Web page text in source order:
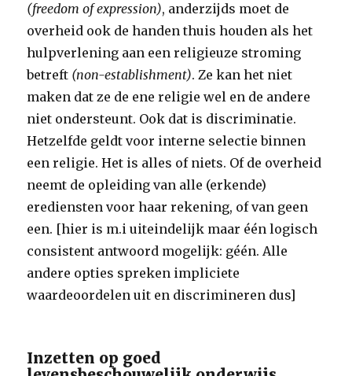
(freedom of expression), anderzijds moet de
overheid ook de handen thuis houden als het
hulpverlening aan een religieuze stroming
betreft (non-establishment). Ze kan het niet
maken dat ze de ene religie wel en de andere
niet ondersteunt. Ook dat is discriminatie.
Hetzelfde geldt voor interne selectie binnen
een religie. Het is alles of niets. Of de overheid
neemt de opleiding van alle (erkende)
erediensten voor haar rekening, of van geen
een. [hier is m.i uiteindelijk maar één logisch
consistent antwoord mogelijk: géén. Alle
andere opties spreken impliciete
waardeoordelen uit en discrimineren dus]
Inzetten op goed